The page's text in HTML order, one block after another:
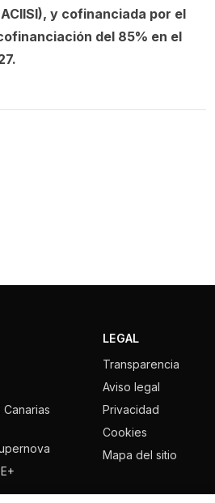
y cofinanciada por el
del 85% en el
Canarias
LEGAL
Transparencia
Aviso legal
Privacidad
Cookies
Mapa del sitio